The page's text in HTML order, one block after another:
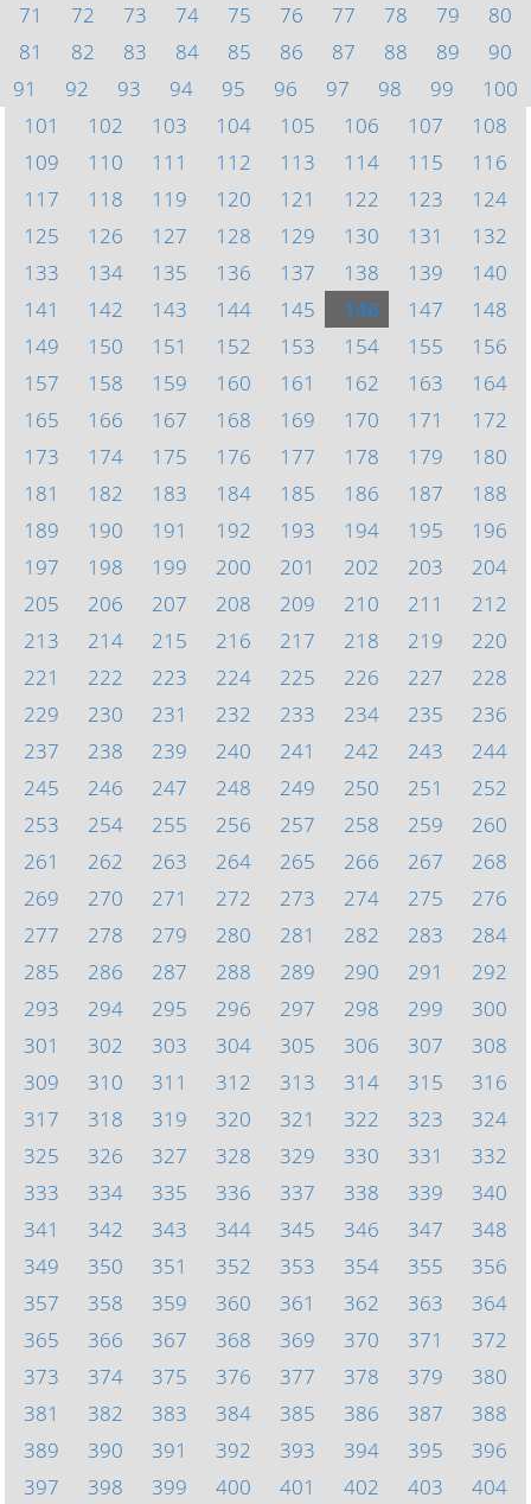
71
72 73 74 75 76 77 78 79
80
81
82 83 84 85 86 87 88 89
90
91
92 93 94 95 96 97 98 99
100
101
102 103 104 105 106 107
108
109
110 111 112 113 114 115
116
117
118 119 120 121 122 123
124
125
126 127 128 129 130 131
132
133
134 135 136 137 138 139
140
141
142 143 144 145 146 147
148
149
150 151 152 153 154 155
156
157
158 159 160 161 162 163
164
165
166 167 168 169 170 171
172
173
174 175 176 177 178 179
180
181
182 183 184 185 186 187
188
189
190 191 192 193 194 195
196
197
198 199 200 201 202 203
204
205
206 207 208 209 210 211
212
213
214 215 216 217 218 219
220
221
222 223 224 225 226 227
228
229
230 231 232 233 234 235
236
237
238 239 240 241 242 243
244
245
246 247 248 249 250 251
252
253
254 255 256 257 258 259
260
261
262 263 264 265 266 267
268
269
270 271 272 273 274 275
276
277
278 279 280 281 282 283
284
285
286 287 288 289 290 291
292
293
294 295 296 297 298 299
300
301
302 303 304 305 306 307
308
309
310 311 312 313 314 315
316
317
318 319 320 321 322 323
324
325
326 327 328 329 330 331
332
333
334 335 336 337 338 339
340
341
342 343 344 345 346 347
348
349
350 351 352 353 354 355
356
357
358 359 360 361 362 363
364
365
366 367 368 369 370 371
372
373
374 375 376 377 378 379
380
381
382 383 384 385 386 387
388
389
390 391 392 393 394 395
396
397
398 399 400 401 402 403 404